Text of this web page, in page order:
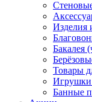
Изделия
Бакалея
Товары
Игрушки
Банные